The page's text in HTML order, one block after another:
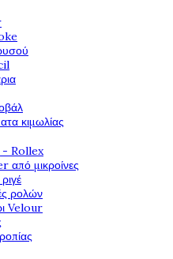
κιμωλίας
- Rollex
μικροίνες
ρολών
Velour